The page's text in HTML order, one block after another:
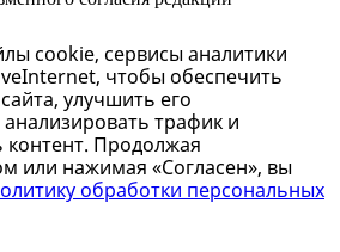
cookie, сервисы аналитики
чтобы обеспечить
улучшить его
трафик и
контент. Продолжая
или нажимая «Согласен», вы
обработки персональных